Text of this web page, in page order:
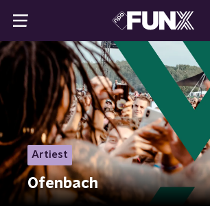
Artiest
Ofenbach